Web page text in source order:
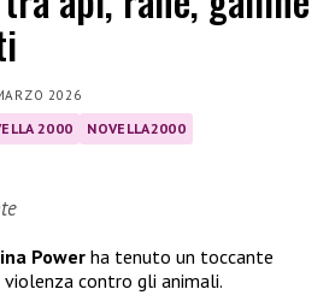
2026
2000
NOVELLA2000
Power ha tenuto un toccante
contro gli animali.